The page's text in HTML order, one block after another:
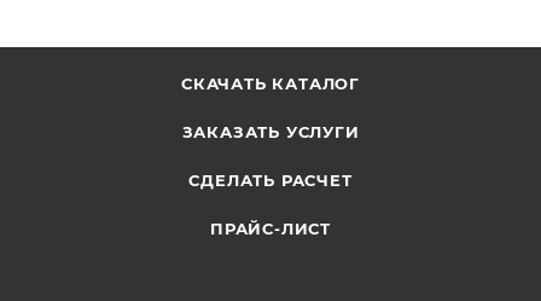
СКАЧАТЬ КАТАЛОГ
ЗАКАЗАТЬ УСЛУГИ
СДЕЛАТЬ РАСЧЕТ
ПРАЙС-ЛИСТ